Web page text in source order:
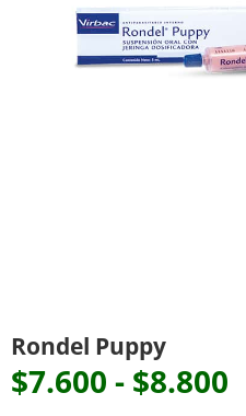
Rondel Puppy
$7.600 - $8.800